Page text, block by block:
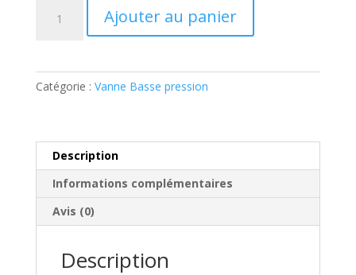
pression
Femelle
Ajouter au panier
Catégorie : Vanne Basse pression
Description
Informations complémentaires
Avis (0)
Description